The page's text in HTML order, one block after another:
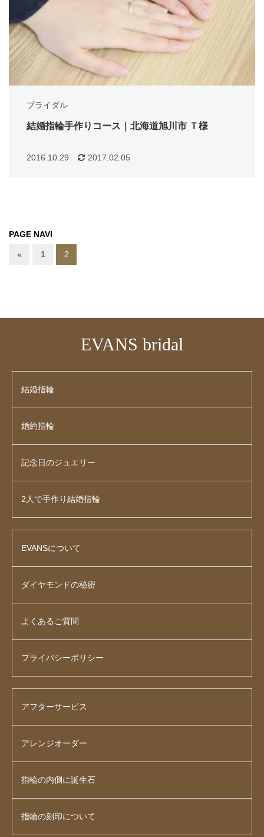
ブライダル
結婚指輪手作りコース｜北海道旭川市 Ｔ様
2016.10.29 2017.02.05
PAGE NAVI
« 1 2
EVANS bridal
結婚指輪
婚約指輪
記念日のジュエリー
2人で手作り結婚指輪
EVANSについて
ダイヤモンドの秘密
よくあるご質問
プライバシーポリシー
アフターサービス
アレンジオーダー
指輪の内側に誕生石
指輪の刻印について